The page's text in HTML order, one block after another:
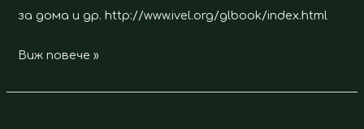
за дома и др. http://www.ivel.org/glbook/index.html
Виж повече »